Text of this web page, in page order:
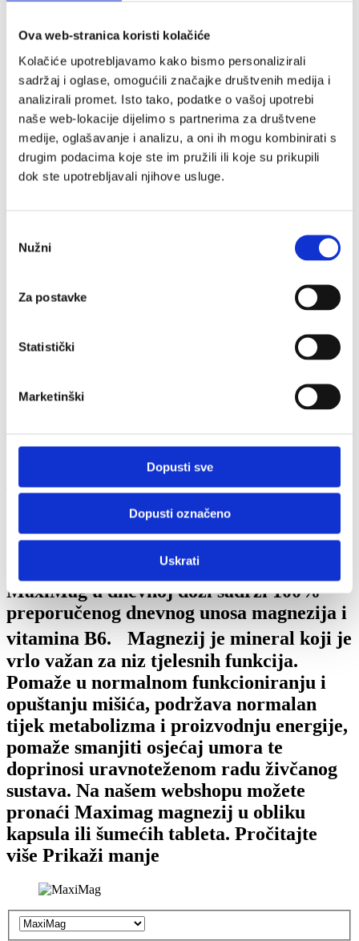
Ova web-stranica koristi kolačiće
Kolačiće upotrebljavamo kako bismo personalizirali
sadržaj i oglase, omogućili značajke društvenih medija i
analizirali promet. Isto tako, podatke o vašoj upotrebi
naše web-lokacije dijelimo s partnerima za društvene
medije, oglašavanje i analizu, a oni ih mogu kombinirati s
drugim podacima koje ste im pružili ili koje su prikupili
dok ste upotrebljavali njihove usluge.
pristanka
Nužni
Za postavke
Statistički
Marketinški
Dopusti sve
Dopusti označeno
Uskrati
Vitamin D
Magnezij
Elektroliti/Vitamin C
Vitamini B skupine
Brendovi
Istaknuti proizvod
12.00
HerbalSept
Mucoplant
Medipharma cosmetics
Ascorvita MAX
01 3498 603 webshop@naturprodukt.hr
Košarica
Brendovi
MaxiMag
375 mg iona magnezija + vitamin B6
MaxiMag u dnevnoj dozi sadrži 100%
preporučenog dnevnog unosa magnezija i
vitamina B6. Magnezij je mineral koji je
vrlo važan za niz tjelesnih funkcija.
Pomaže u normalnom funkcioniranju i
opuštanju mišića, podržava normalan
tijek metabolizma i proizvodnju energije,
pomaže smanjiti osjećaj umora te
doprinosi uravnoteženom radu živčanog
sustava. Na našem webshopu možete
pronaći Maximag magnezij u obliku
kapsula ili šumećih tableta. Pročitajte
više Prikaži manje